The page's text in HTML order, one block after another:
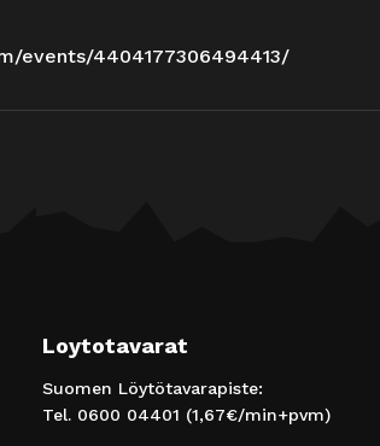
events/4404177306494413/
Loytotavarat
Suomen Löytötavarapiste:
Tel. 0600 04401 (1,67€/min+pvm)